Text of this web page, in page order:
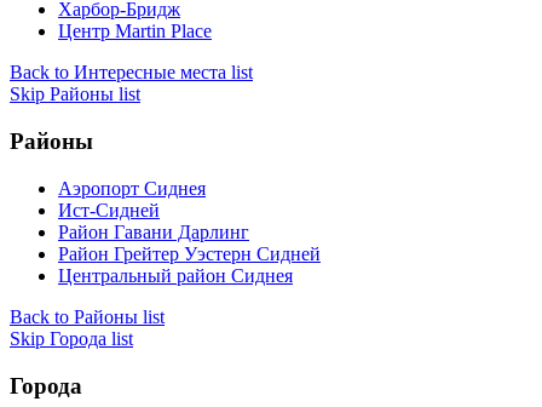
Харбор-Бридж
Центр Martin Place
Back to Интересные места list
Skip Районы list
Районы
Аэропорт Сиднея
Ист-Сидней
Район Гавани Дарлинг
Район Грейтер Уэстерн Сидней
Центральный район Сиднея
Back to Районы list
Skip Города list
Города